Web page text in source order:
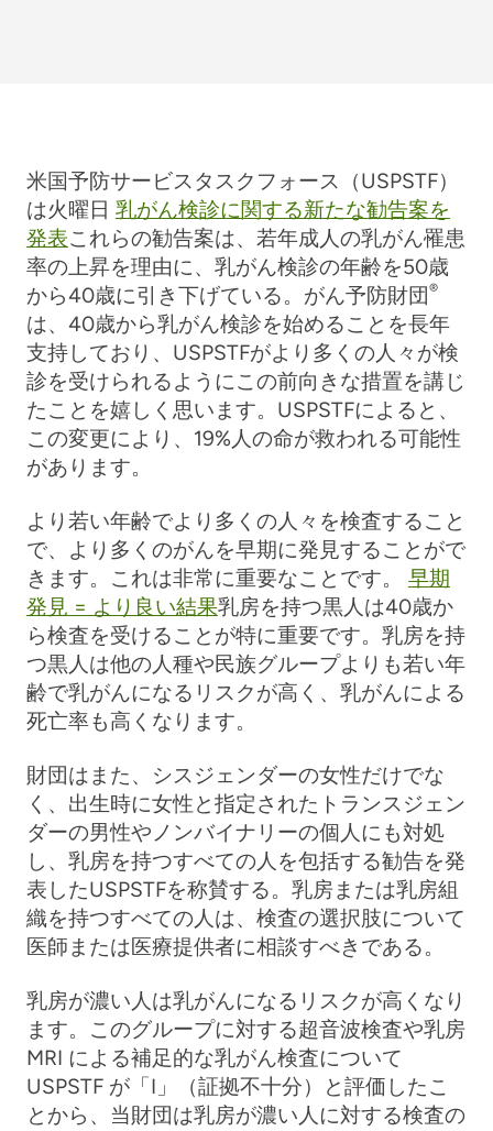
米国予防サービスタスクフォース（USPSTF）
は火曜日 乳がん検診に関する新たな勧告案を
発表これらの勧告案は、若年成人の乳がん罹患
率の上昇を理由に、乳がん検診の年齢を50歳
から40歳に引き下げている。がん予防財団®
は、40歳から乳がん検診を始めることを長年
支持しており、USPSTFがより多くの人々が検
診を受けられるようにこの前向きな措置を講じ
たことを嬉しく思います。USPSTFによると、
この変更により、19%人の命が救われる可能性
があります。
より若い年齢でより多くの人々を検査すること
で、より多くのがんを早期に発見することがで
きます。これは非常に重要なことです。 早期
発見 = より良い結果乳房を持つ黒人は40歳か
ら検査を受けることが特に重要です。乳房を持
つ黒人は他の人種や民族グループよりも若い年
齢で乳がんになるリスクが高く、乳がんによる
死亡率も高くなります。
財団はまた、シスジェンダーの女性だけでな
く、出生時に女性と指定されたトランスジェン
ダーの男性やノンバイナリーの個人にも対処
し、乳房を持つすべての人を包括する勧告を発
表したUSPSTFを称賛する。乳房または乳房組
織を持つすべての人は、検査の選択肢について
医師または医療提供者に相談すべきである。
乳房が濃い人は乳がんになるリスクが高くなり
ます。このグループに対する超音波検査や乳房
MRI による補足的な乳がん検査について
USPSTF が「I」（証拠不十分）と評価したこ
とから、当財団は乳房が濃い人に対する検査の